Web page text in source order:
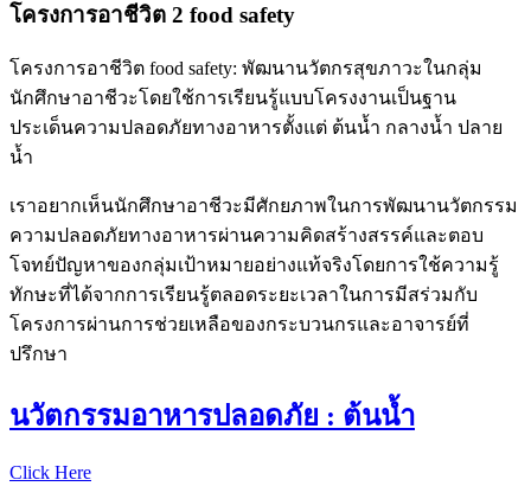
โครงการอาชีวิต 2 food safety
โครงการอาชีวิต food safety: พัฒนานวัตกรสุขภาวะในกลุ่ม
นักศึกษาอาชีวะโดยใช้การเรียนรู้แบบโครงงานเป็นฐาน
ประเด็นความปลอดภัยทางอาหารตั้งแต่ ต้นน้ำ กลางน้ำ ปลาย
น้ำ
เราอยากเห็นนักศึกษาอาชีวะมีศักยภาพในการพัฒนานวัตกรรม
ความปลอดภัยทางอาหารผ่านความคิดสร้างสรรค์และตอบ
โจทย์ปัญหาของกลุ่มเป้าหมายอย่างแท้จริงโดยการใช้ความรู้
ทักษะที่ได้จากการเรียนรู้ตลอดระยะเวลาในการมีสร่วมกับ
โครงการผ่านการช่วยเหลือของกระบวนกรและอาจารย์ที่
ปรึกษา
นวัตกรรมอาหารปลอดภัย : ต้นน้ำ
Click Here